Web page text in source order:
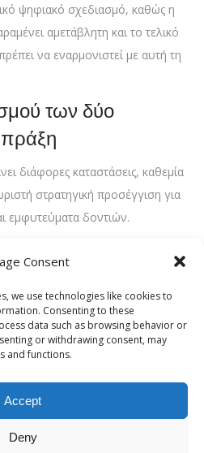
Consent
we use technologies like cookies to
Consenting to these
data such as browsing behavior or
or withdrawing consent, may
and functions.
Accept
Deny
ψηφιακό σχεδιασμό, καθώς η
αμετάβλητη και το τελικό
να εναρμονιστεί με αυτή τη
των δύο
διάφορες καταστάσεις, καθεμία
στρατηγική προσέγγιση για
εμφυτεύματα δοντιών.
πολλά χρόνια, τα διπλανά δόντια
στενεύει, ενώ τα δόντια της
να επιμηκυνθούν προς το κενό.
για να “ανοίξει” ξανά ο
επιτρέποντας την τοποθέτηση
αναλογίες.
πρόσθιου δοντιού στην
ενός μπροστινού δοντιού